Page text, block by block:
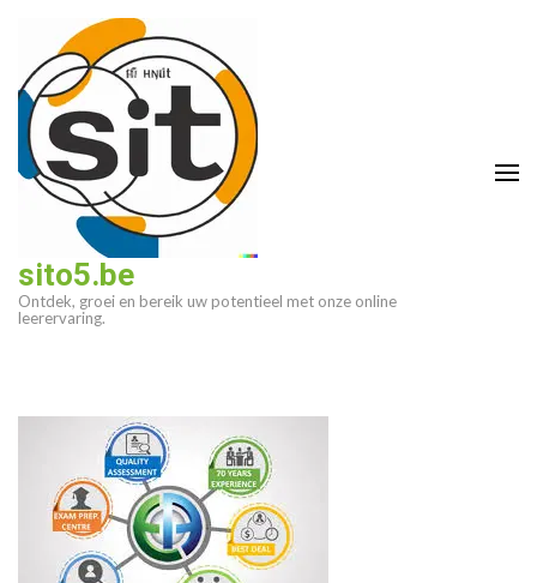
inhoud
(druk
enter)
sito5.be
Ontdek, groei en bereik uw potentieel met onze online
leerervaring.